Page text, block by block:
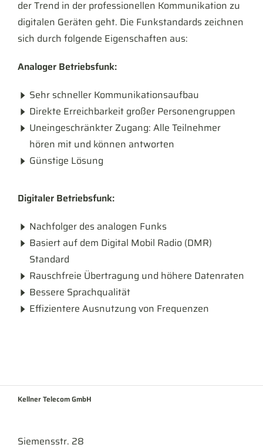
der Trend in der professionellen Kommunikation zu
digitalen Geräten geht. Die Funkstandards zeichnen
sich durch folgende Eigenschaften aus:
Analoger Betriebsfunk:
Sehr schneller Kommunikationsaufbau
Direkte Erreichbarkeit großer Personengruppen
Uneingeschränkter Zugang: Alle Teilnehmer
hören mit und können antworten
Günstige Lösung
Digitaler Betriebsfunk:
Nachfolger des analogen Funks
Basiert auf dem Digital Mobil Radio (DMR)
Standard
Rauschfreie Übertragung und höhere Datenraten
Bessere Sprachqualität
Effizientere Ausnutzung von Frequenzen
Kellner Telecom GmbH
Siemensstr. 28